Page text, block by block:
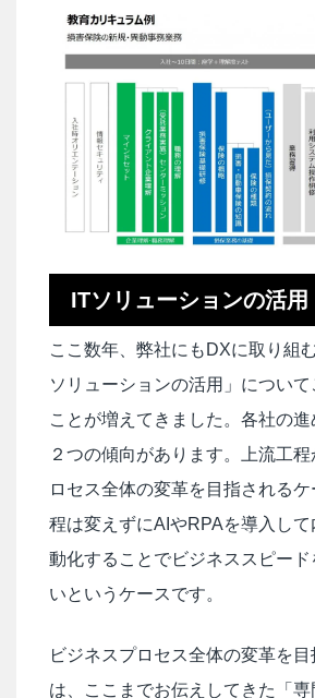
ITソリューションの活用
ここ数年、弊社にもDXに取り組
ソリューションの活用」について
ことが増えてきました。各社の進
２つの傾向があります。上流工
ロセス全体の変革を目指される
程は変えずにAIやRPAを導入して
動化することでビジネススピード
いというケースです。
ビジネスプロセス全体の変革を
は、ここまでお伝えしてきた「